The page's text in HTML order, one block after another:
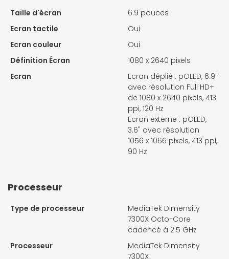
Taille d'écran
6.9 pouces
Ecran tactile
Oui
Ecran couleur
Oui
Définition Écran
1080 x 2640 pixels
Ecran
Ecran déplié : pOLED, 6.9"
avec résolution Full HD+
de 1080 x 2640 pixels, 413
ppi, 120 Hz
Ecran externe : pOLED,
3.6" avec résolution
1056 x 1066 pixels, 413 ppi,
90 Hz
Processeur
Type de processeur
MediaTek Dimensity
7300X Octo-Core
cadencé à 2.5 GHz
Processeur
MediaTek Dimensity
7300X